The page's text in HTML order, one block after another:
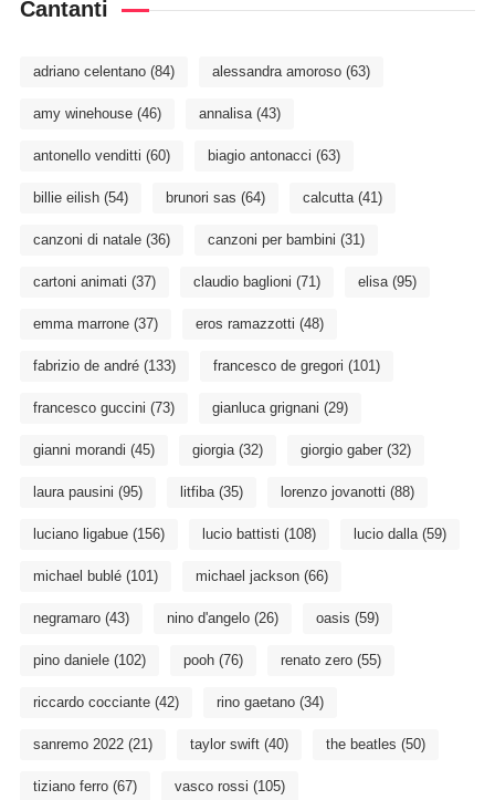
Cantanti
adriano celentano(84) alessandra amoroso(63)
amy winehouse(46) annalisa(43)
antonello venditti (60) biagio antonacci (63)
billie eilish(54) brunori sas (64) calcutta(41)
canzoni di natale(36) canzoni per bambini (31)
cartoni animati (37) claudio baglioni (71) elisa(95)
emma marrone(37) eros ramazzotti (48)
fabrizio de andré(133) francesco de gregori (101)
francesco guccini (73) gianluca grignani (29)
gianni morandi (45) giorgia(32) giorgio gaber(32)
laura pausini (95) litfiba(35) lorenzo jovanotti (88)
luciano ligabue(156) lucio battisti (108) lucio dalla(59)
michael bublé(101) michael jackson(66)
negramaro(43) nino d'angelo(26) oasis (59)
pino daniele(102) pooh(76) renato zero(55)
riccardo cocciante(42) rino gaetano(34)
sanremo 2022(21) taylor swift(40) the beatles (50)
tiziano ferro(67) vasco rossi (105)